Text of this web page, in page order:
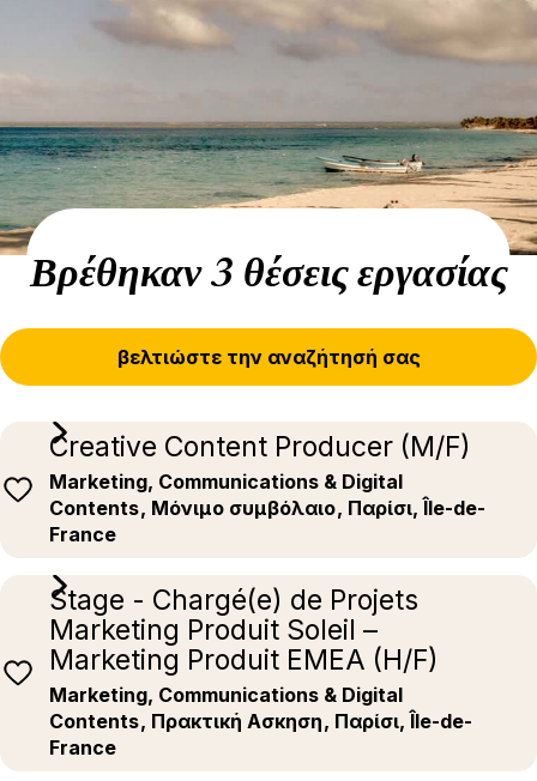
Βρέθηκαν 3 θέσεις εργασίας
βελτιώστε την αναζήτησή σας
Creative Content Producer (M/F)
Marketing, Communications & Digital
Contents, Μόνιμο συμβόλαιο, Παρίσι, Île-de-
France
Stage - Chargé(e) de Projets
Marketing Produit Soleil –
Marketing Produit EMEA (H/F)
Marketing, Communications & Digital
Contents, Πρακτική Ασκηση, Παρίσι, Île-de-
France